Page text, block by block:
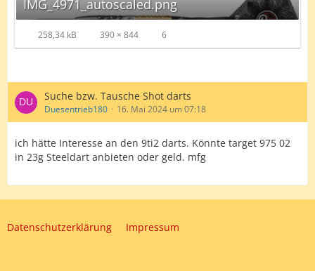
IMG_4971_autoscaled.png
258,34 kB 390 × 844 6
Suche bzw. Tausche Shot darts
Duesentrieb180 16. Mai 2024 um 07:18
ich hätte Interesse an den 9ti2 darts. Könnte target 975 02
in 23g Steeldart anbieten oder geld. mfg
Datenschutzerklärung Impressum